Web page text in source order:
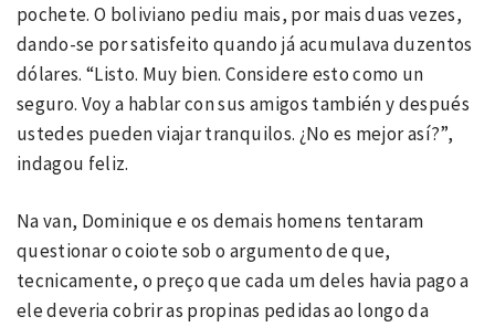
pochete. O boliviano pediu mais, por mais duas vezes,
dando-se por satisfeito quando já acumulava duzentos
dólares. “Listo. Muy bien. Considere esto como un
seguro. Voy a hablar con sus amigos también y después
ustedes pueden viajar tranquilos. ¿No es mejor así?”,
indagou feliz.
Na van, Dominique e os demais homens tentaram
questionar o coiote sob o argumento de que,
tecnicamente, o preço que cada um deles havia pago a
ele deveria cobrir as propinas pedidas ao longo da